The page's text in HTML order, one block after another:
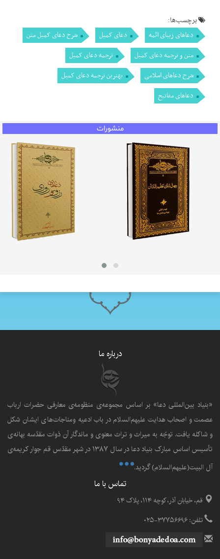
برچسب‌ها:
دعاهای زیبای ائمه دعای کمیل
شرح دعای کمیل متن
متن و ترجمه دعای کمیل
ترجمه دعای کمیل
شرح دعاهای اسلامی
بهترین ترجمه دعای کمیل
دعاهای مفاتیح
منشورات
درباره ما
«بنياد بين‌المللى دعا» بر اساس مجموعه‌ی منظومه‌ی معارفى حضرات ارباب
عصمت و اصحاب هدايت عليهم‌السلام در باب ادعيه ومناجات‌هاى ايشان شکل
و شاکله يافت. توجّه به ميراث و تراث معنوى و ماندگار آن ذوات مقدّسه بهانه‌ى
تأسيس اساس مبارک بنياد دعا در سال ۱۳۸۷ در شهر مقدّس قم جوار کريمه‌ی
آل البيت(علیهم‌السلام) گرديد.
تماس با ما
قم، خیابان آذر، کوچه ۱۱۴، پلاک ۹۴
تلفن: ۳۷۷۵۶۶۹۶-۰۲۵